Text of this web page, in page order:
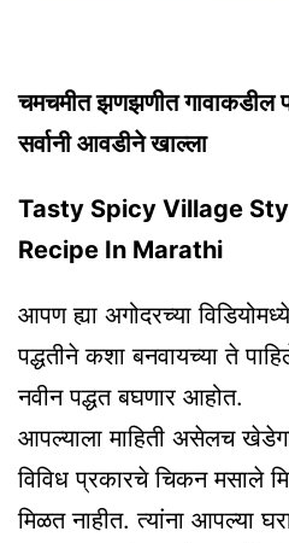
चमचमीत झणझणीत गावाकडील
सर्वानी आवडीने खाल्ला
Tasty Spicy Village
Recipe In Marathi
आपण ह्या अगोदरच्या
पद्धतीने कशा बनवायच्या ते
नवीन पद्धत बघणार आहोत.
आपल्याला माहिती असेलच
विविध प्रकारचे चिकन मसाले
मिळत नाहीत. त्यांना आपल्या